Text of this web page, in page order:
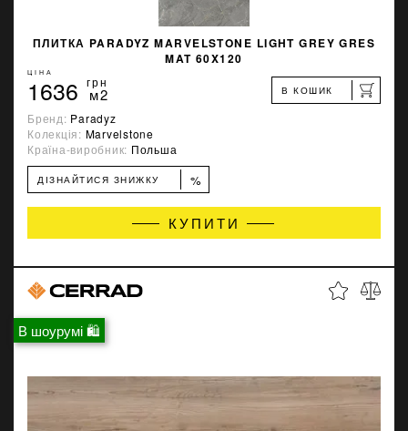
ПЛИТКА PARADYZ MARVELSTONE LIGHT GREY GRES
MAT 60X120
ЦІНА
1636 грн
м2 В КОШИК
Бренд: Paradyz
Колекція: Marvelstone
Країна-виробник: Польша
ДІЗНАЙТИСЯ ЗНИЖКУ %
КУПИТИ
В шоурумі 🛍